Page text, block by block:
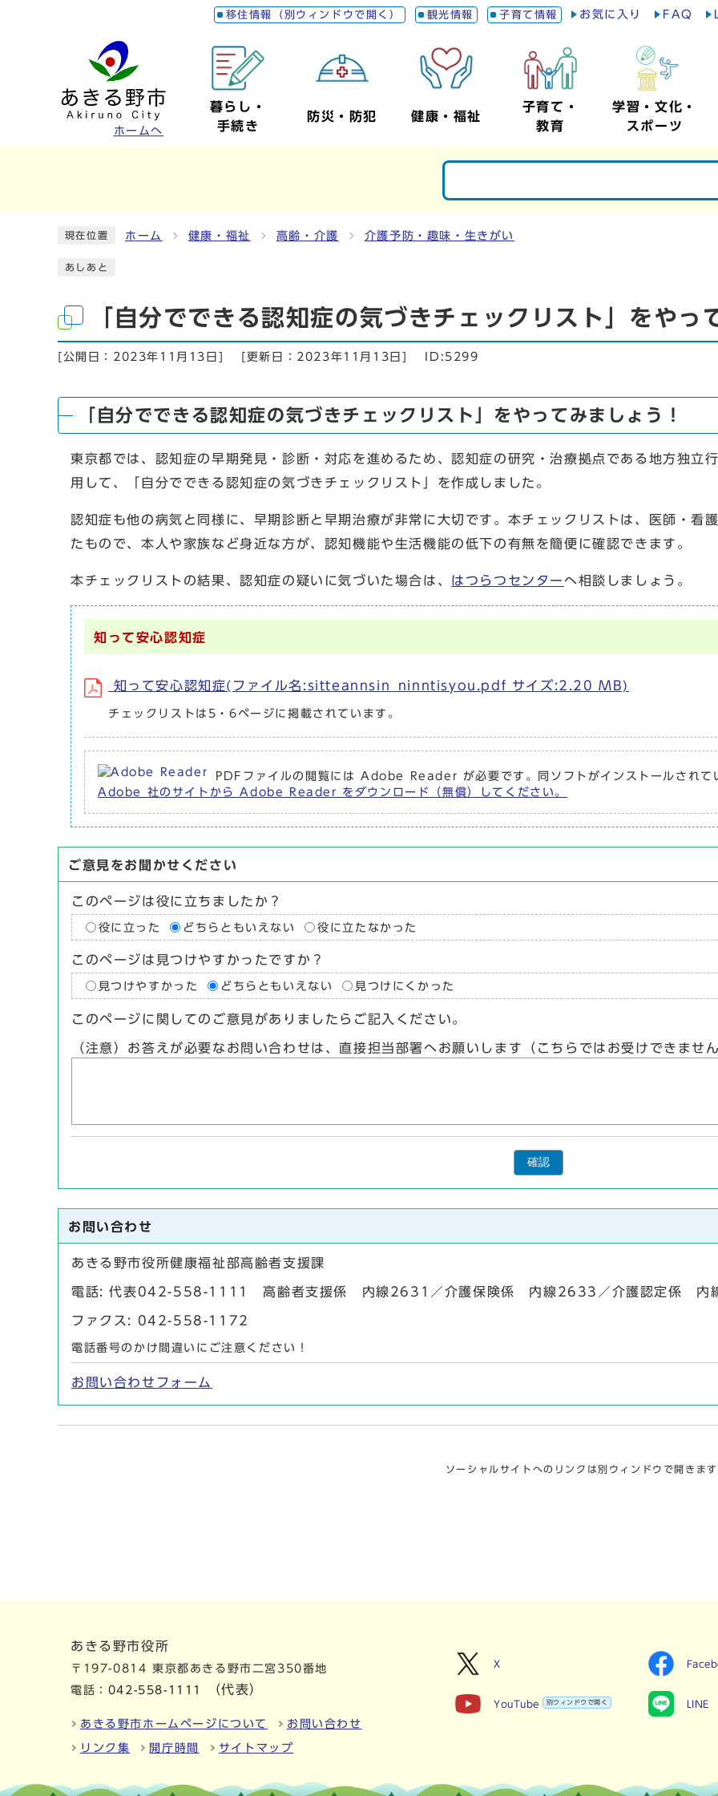
移住情報（別ウィンドウで開く） 観光情報 子育て情報 お気に入り FAQ
ホームへ
暮らし・
手続き
防災・防犯 健康・福祉
子育て・
教育
学習・文化・
スポーツ
現在位置 ホーム 健康・福祉 高齢・介護 介護予防・趣味・生きがい
あしあと
「自分でできる認知症の気づきチェックリスト」をやっ
[公開日： 2023年11月13日 ] [更新日： 2023年11月13日 ] ID:5299
「自分でできる認知症の気づきチェックリスト」をやってみましょう！
東京都では、認知症の早期発見・診断・対応を進めるため、認知症の研究・治療拠点である地方独立
用して、「自分でできる認知症の気づきチェックリスト」を作成しました。
認知症も他の病気と同様に、早期診断と早期治療が非常に大切です。本チェックリストは、医師・看
たもので、本人や家族など身近な方が、認知機能や生活機能の低下の有無を簡便に確認できます。
本チェックリストの結果、認知症の疑いに気づいた場合は、 はつらつセンターへ相談しましょう。
知って安心認知症
知って安心認知症(ファイル名:sitteannsin_ninntisyou.pdf サイズ:2.20 MB)
チェックリストは5・6ページに掲載されています。
PDFファイルの閲覧には Adobe Reader が必要です。同ソフトがインストールされて
Adobe 社のサイトから Adobe Reader をダウンロード（無償）してください。
ご意見をお聞かせください
このページは役に立ちましたか？
役に立った どちらともいえない 役に立たなかった
このページは見つけやすかったですか？
見つけやすかった どちらともいえない 見つけにくかった
このページに関してのご意見がありましたらご記入ください。
（注意）お答えが必要なお問い合わせは、直接担当部署へお願いします（こちらではお受けできませ
確認
お問い合わせ
あきる野市役所健康福祉部高齢者支援課
電話: 代表042-558-1111 高齢者支援係 内線2631／介護保険係 内線2633／介護認定係 内
ファクス: 042-558-1172
電話番号のかけ間違いにご注意ください！
お問い合わせフォーム
ソーシャルサイトへのリンクは別ウィンドウで開きます
あきる野市役所
〒197-0814 東京都あきる野市二宮350番地
電話： 042-558-1111 （代表）
あきる野市ホームページについて お問い合わせ
リンク集 開庁時間 サイトマップ
X
YouTube 別ウィンドウで開く LINE